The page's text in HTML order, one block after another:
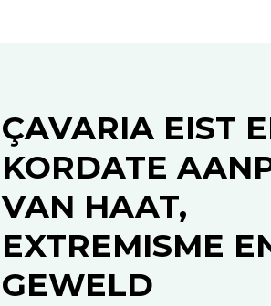
ÇAVARIA EIST
KORDATE
VAN HAAT,
EXTREMISME
GEWELD